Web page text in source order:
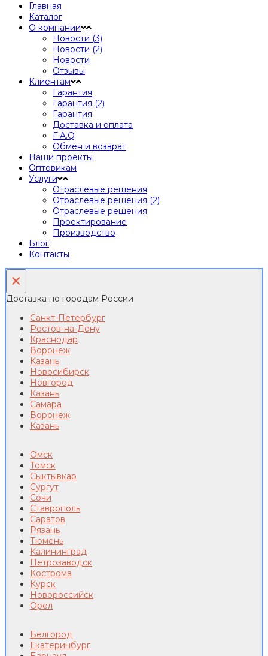
Главная
Каталог
О компании
Новости (3)
Новости (2)
Новости
Отзывы
Клиентам
Гарантия
Гарантия (2)
Гарантия
Доставка и оплата
F.A.Q
Обмен и возврат
Наши проекты
Оптовикам
Услуги
Отраслевые решения
Отраслевые решения (2)
Отраслевые решения
Проектирование
Производство
Блог
Контакты
×
Доставка по городам России
Санкт-Петербург
Ростов-на-Дону
Краснодар
Воронеж
Казань
Новосибирск
Новгород
Казань
Самара
Воронеж
Казань
Омск
Томск
Сыктывкар
Сургут
Сочи
Ставрополь
Саратов
Рязань
Тюмень
Калининград
Петрозаводск
Кострома
Курск
Новороссийск
Орел
Белгород
Екатеринбург